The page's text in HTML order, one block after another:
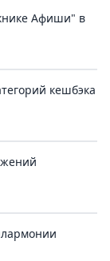
Афиши" в
кешбэка